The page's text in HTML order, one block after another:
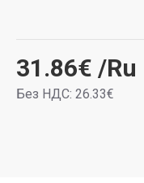
31.86€ /Ru
Без НДС: 26.33€